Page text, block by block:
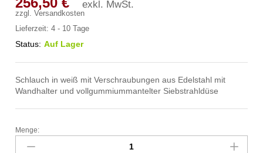
exkl. MwSt.
zzgl.Versandkosten
Lieferzeit:4 - 10 Tage
Status: Auf Lager
Schlauch in weiß mit Verschraubungen aus Edelstahl mit
Wandhalter und vollgummiummantelter Siebstrahldüse
spa
Kneipp'sche
Menge: